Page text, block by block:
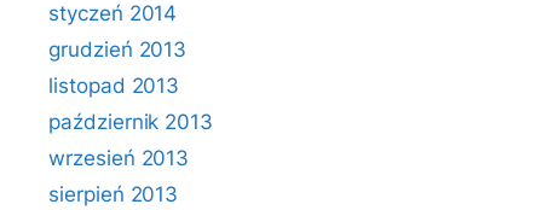
styczeń 2014
grudzień 2013
listopad 2013
październik 2013
wrzesień 2013
sierpień 2013